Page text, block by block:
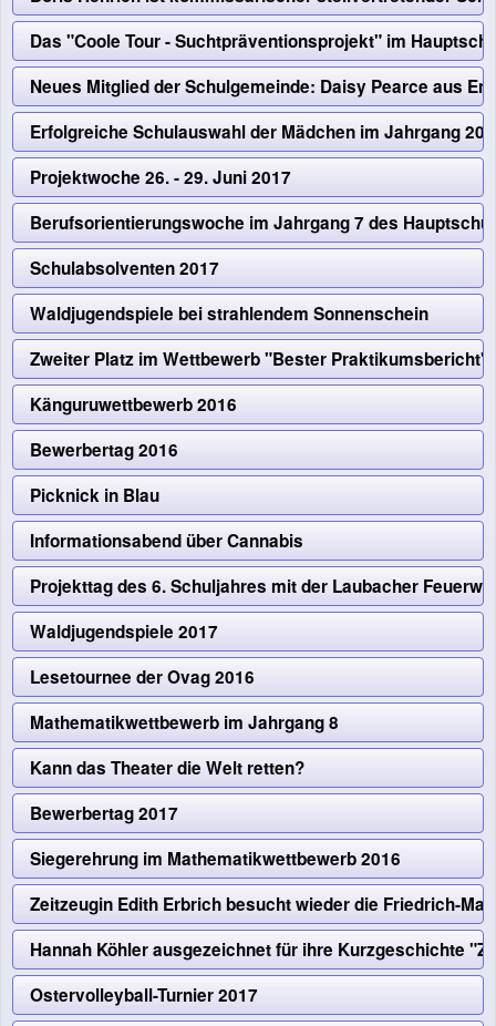
Das "Coole Tour - Suchtpräventionsprojekt" im
Neues Mitglied der Schulgemeinde: Daisy Pearce aus
Erfolgreiche Schulauswahl der Mädchen im Jahrgang
Projektwoche 26. - 29. Juni 2017
Berufsorientierungswoche im Jahrgang 7 des
Schulabsolventen 2017
Waldjugendspiele bei strahlendem Sonnenschein
Zweiter Platz im Wettbewerb "Bester Praktikumsbericht"
Känguruwettbewerb 2016
Bewerbertag 2016
Picknick in Blau
Informationsabend über Cannabis
Projekttag des 6. Schuljahres mit der Laubacher
Waldjugendspiele 2017
Lesetournee der Ovag 2016
Mathematikwettbewerb im Jahrgang 8
Kann das Theater die Welt retten?
Bewerbertag 2017
Siegerehrung im Mathematikwettbewerb 2016
Zeitzeugin Edith Erbrich besucht wieder die Friedrich-
Hannah Köhler ausgezeichnet für ihre Kurzgeschichte
Ostervolleyball-Turnier 2017